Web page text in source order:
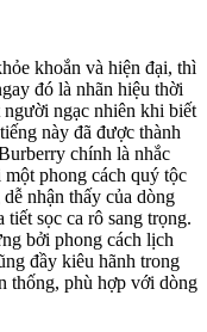
khoắn và hiện đại, thì
đó là nhãn hiệu thời
ngạc nhiên khi biết
này đã được thành
chính là nhắc
phong cách quý tộc
nhận thấy của dòng
sọc ca rô sang trọng.
bởi phong cách lịch
đầy kiêu hãnh trong
thống, phù hợp với dòng